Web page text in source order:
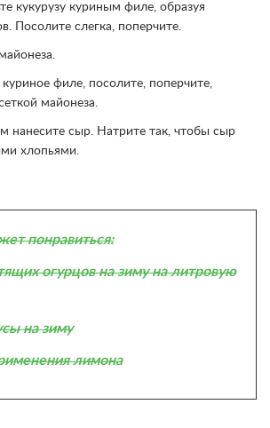
кукурузу куриным филе, образуя
Посолите слегка, поперчите.
куриное филе, посолите, поперчите,
майонеза.
нанесите сыр. Натрите так, чтобы сыр
хлопьями.
понравиться:
огурцов на зиму на литровую
на зиму
лимона